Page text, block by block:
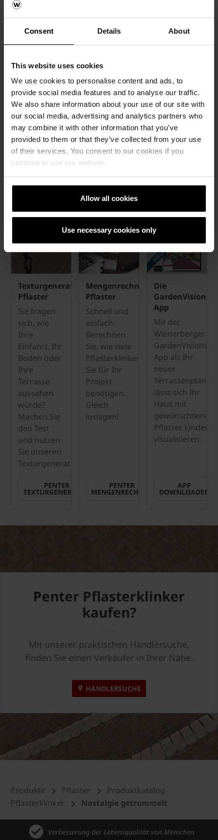
Consent Details About
This website uses cookies
We use cookies to personalise content and ads, to
provide social media features and to analyse our traffic.
We also share information about your use of our site with
our social media, advertising and analytics partners who
may combine it with other information that you’ve
provided to them or that they’ve collected from your use
of their services. You consent to our cookies if you
continue to use our website.
Allow all cookies
Use necessary cookies only
© Wienerberger Ceramika
Inspirieren lassen
Entdecken Sie
zahlreiche realisierte
Projekte, die zeigen
was mit unseren
Tonbaustoffen alles
möglich ist.
Spannendes
Hintergrundwissen
zu Projekten, die mit
Tonbaustoffen von
Wienerberger
realisiert wurden.
ALLE
TOOLS
Texturgenerator
Pflaster
Sie fragen
sich, wie
Ihre
Einfahrt, Ihr
Boden oder
Ihre
Terrasse
aussehen
würde?
Machen Sie
den Test
und nutzen
Sie unseren
Texturgenerator.
PENTER
TEXTURGENERATOR
Mengenrechner
Pflaster
Schnell und
einfach:
Berechnen
Sie, wie viele
Pflasterklinker
Sie für Ihr
Projekt
benötigen.
Gleich
loslegen!
PENTER
MENGENRECHNER
Die
GardenVisions
App
Mit der
Wienerberger
GardenVisions
App als Ihr
neuer
Terrassenplaner
lässt sich Ihr
Haus mit
gewünschtem
Pflaster
visualisieren.
APP
DOWNLOADEN
NEU
Penter Pflasterklinker
kaufen?
Mit unserer praktischen Händlersuche,
finden Sie einen Verkäufer in Ihrer Nähe.
HÄNDLERSUCHE
Produkte Pflaster
Produktkatalog
Pflasterklinker
Nostalgie getrommelt
Verbesserung der Lebensqualität von Menschen